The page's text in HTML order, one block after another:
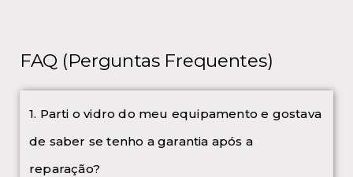
FAQ (Perguntas Frequentes)
1. Parti o vidro do meu equipamento e gostava
de saber se tenho a garantia após a
reparação?